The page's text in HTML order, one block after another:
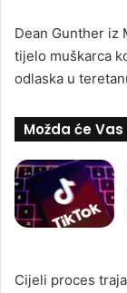
Dean Gunther iz
tijelo muškarca
odlaska u
Možda će
Cijeli proces